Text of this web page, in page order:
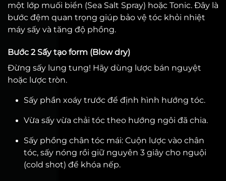
một lớp muối biển (Sea Salt Spray) hoặc Tonic. Đây là
bước đệm quan trọng giúp bảo vệ tóc khỏi nhiệt
máy sấy và tăng độ phồng.
Bước 2 Sấy tạo form (Blow dry)
Đừng sấy lung tung! Hãy dùng lược bán nguyệt
hoặc lược tròn.
Sấy phần xoáy trước để định hình hướng tóc.
Vừa sấy vừa chải tóc theo hướng ngôi đã chia.
Sấy phồng chân tóc mái: Cuộn lược vào chân
tóc, sấy nóng rồi giữ nguyên 3 giây cho nguội
(cold shot) để khóa nếp.